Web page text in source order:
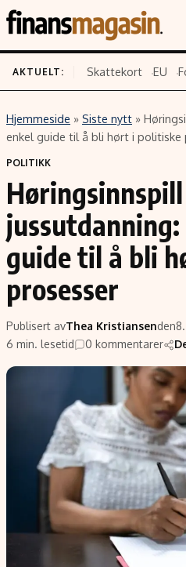
Innhold
Siste nytt
Eiendom
Energi og klima
Finans
Fritid
Verden
Kunstig intelligens
Infrastruktur
EU-Kommisjonen
Grønt skifte
AKTUELT: Skattekort EU
Hjemmeside » Siste nytt »
enkel guide til å bli hørt i politiske
POLITIKK
jussutdanning:
guide til å bli
prosesser
Publisert avThea Kristiansenden
6 min. lesetid
0 kommentarer